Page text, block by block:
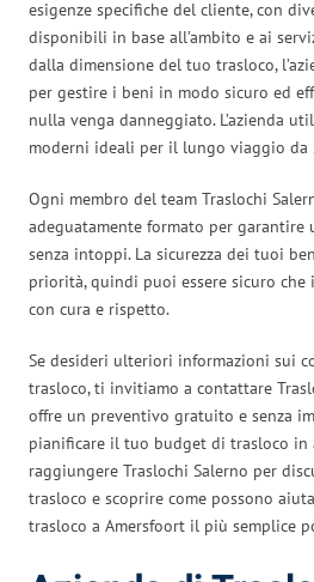
esigenze specifiche del cliente, con
disponibili in base all’ambito e ai
dalla dimensione del tuo trasloco,
per gestire i beni in modo sicuro ed
nulla venga danneggiato. L’azienda
moderni ideali per il lungo viaggio da
Ogni membro del team Traslochi
adeguatamente formato per garantire
senza intoppi. La sicurezza dei tuoi
priorità, quindi puoi essere sicuro
con cura e rispetto.
Se desideri ulteriori informazioni sui
trasloco, ti invitiamo a contattare
offre un preventivo gratuito e senza
pianificare il tuo budget di trasloco in
raggiungere Traslochi Salerno per
trasloco e scoprire come possono
trasloco a Amersfoort il più semplice